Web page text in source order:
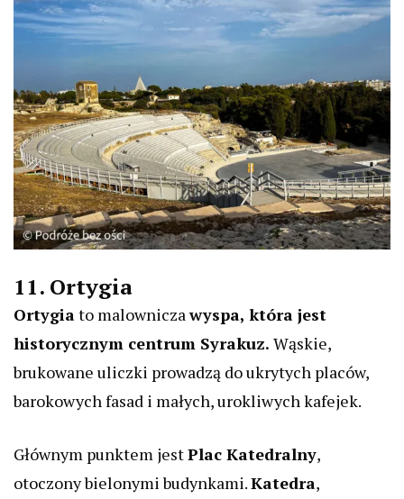
11. Ortygia
Ortygia to malowniczawyspa, która jest
historycznym centrum Syrakuz. Wąskie,
brukowane uliczki prowadzą do ukrytych placów,
barokowych fasad i małych, urokliwych kafejek.
Głównym punktem jestPlac Katedralny,
otoczony bielonymi budynkami.Katedra,